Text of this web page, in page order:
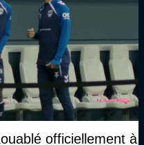
officiellement à